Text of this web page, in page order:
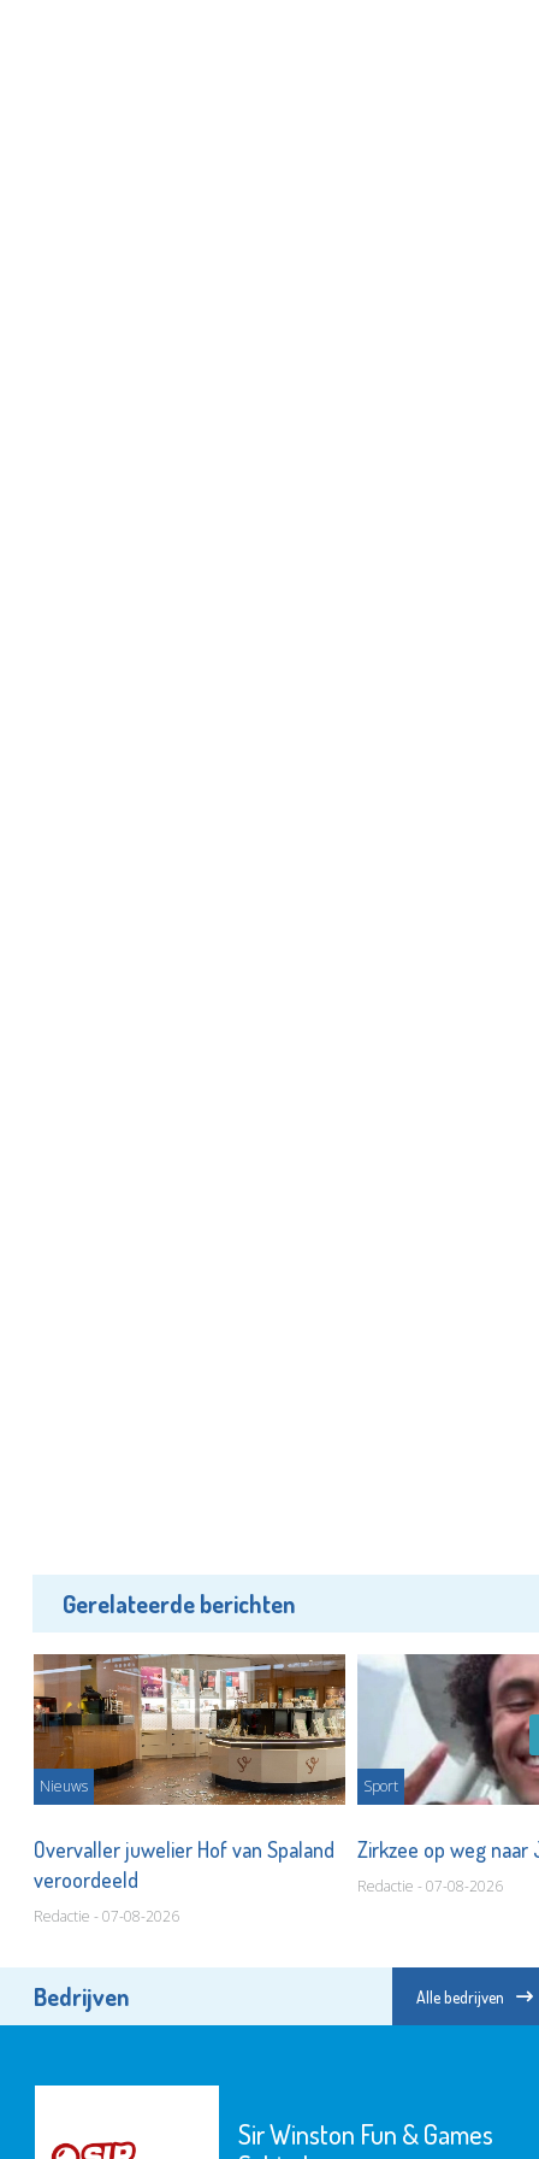
Gerelateerde berichten
Nieuws
Overvaller juwelier Hof van Spaland
veroordeeld
Redactie - 07-08-2026
Sport
Zirkzee op weg
Redactie - 07-08-2026
Bedrijven Alle bedrijven
Winston Fun & Games